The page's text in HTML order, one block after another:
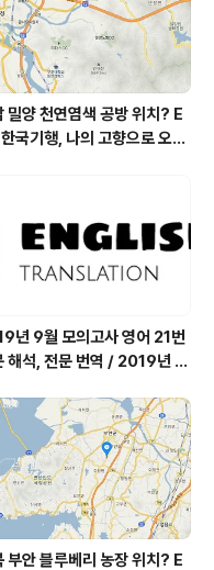
돈, kbs 인간극장
밀양 천연염색 공방 위치? E
국기행, 나의 고향으로 오라,
= 마을미술 너울, 캘리그래피
현 씨 가가협동조합
년 9월 모의고사 영어 21번
석, 전문 번역 / 2019년 9
가원 2019년 고3 9월 영어
외국어영역 전문 해석, Engli
to Korean translation
부안 블루베리 농장 위치? E